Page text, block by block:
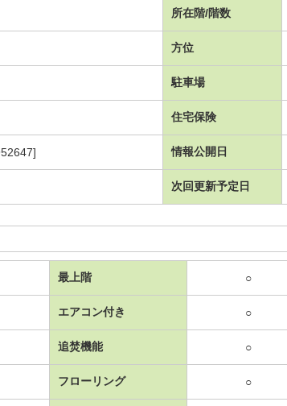
所在階/階数
方位
駐車場
住宅保険
情報公開日
次回更新予定日
最上階 ○
エアコン付き ○
追焚機能 ○
フローリング ○